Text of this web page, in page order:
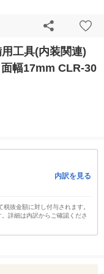
工具(内装関連)
幅17mm CLR-30
内訳を見る
抜金額に対し付与されます。
詳細は内訳からご確認くださ